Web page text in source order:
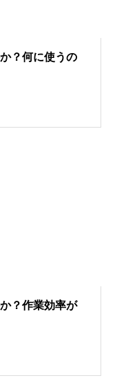
？何に使うの
？作業効率が